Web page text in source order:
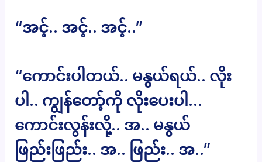
“အင့်.. အင့်.. အင့်..”
“ကောင်းပါတယ်.. မနွယ်ရယ်.. လိုး
ပါ.. ကျွန်တော့်ကို လိုးပေးပါ…
ကောင်းလွန်းလို့.. အ.. မနွယ်
ဖြည်းဖြည်း.. အ.. ဖြည်း.. အ..”